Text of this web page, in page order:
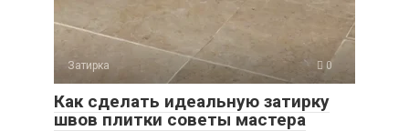
Затирка 0
Как сделать идеальную затирку
швов плитки советы мастера